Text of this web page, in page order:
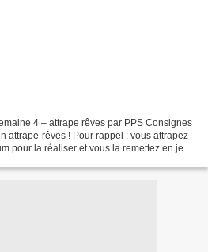
4 – attrape rêves par PPS Consignes
attrape-rêves ! Pour rappel : vous attrapez
pour la réaliser et vous la remettez en jeu.